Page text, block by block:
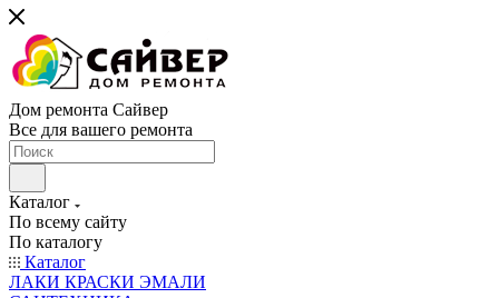
Дом ремонта Сайвер
Все для вашего ремонта
Каталог
По всему сайту
По каталогу
Каталог
ЛАКИ КРАСКИ ЭМАЛИ